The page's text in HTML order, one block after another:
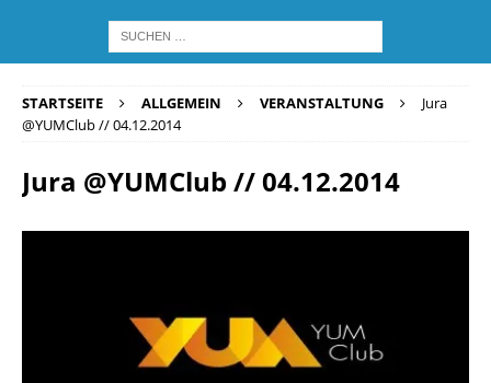
STARTSEITE ALLGEMEIN VERANSTALTUNG
Jura
@YUMClub // 04.12.2014
Jura @YUMClub // 04.12.2014